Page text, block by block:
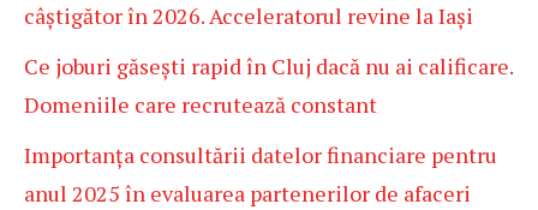
câștigător în 2026. Acceleratorul revine la Iași
Ce joburi găsești rapid în Cluj dacă nu ai calificare.
Domeniile care recrutează constant
Importanța consultării datelor financiare pentru
anul 2025 în evaluarea partenerilor de afaceri